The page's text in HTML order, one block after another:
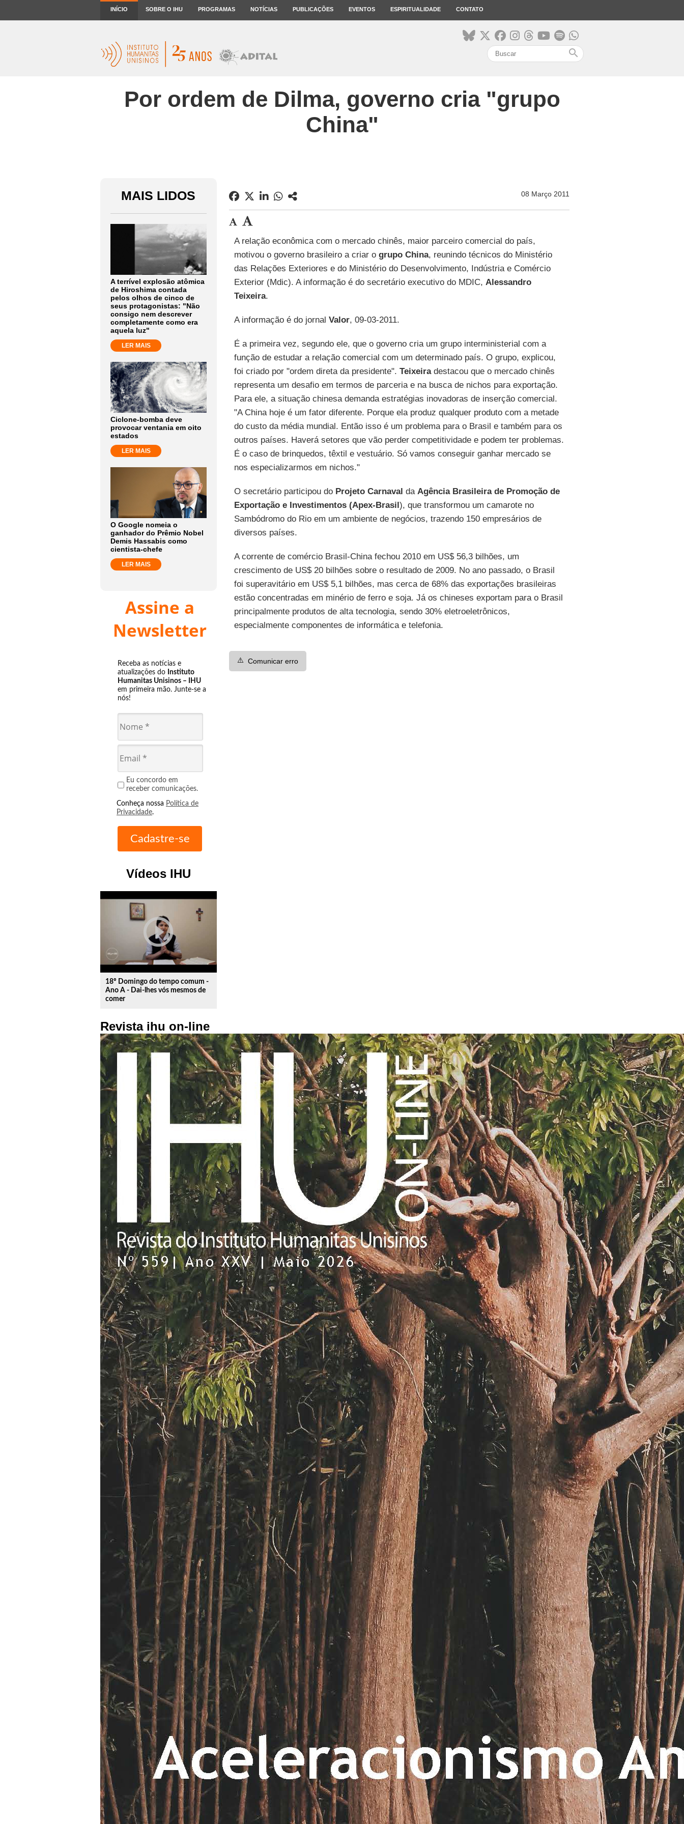
INÍCIO SOBRE O IHU PROGRAMAS NOTÍCIAS PUBLICAÇÕES EVENTOS ESPIRITUALIDADE CONTATO
search
Por ordem de Dilma, governo cria "grupo
China"
MAIS LIDOS
A terrível explosão atômica
de Hiroshima contada
pelos olhos de cinco de
seus protagonistas: "Não
consigo nem descrever
completamente como era
aquela luz"
LER MAIS
Ciclone-bomba deve
provocar ventania em oito
estados
LER MAIS
O Google nomeia o
ganhador do Prêmio Nobel
Demis Hassabis como
cientista-chefe
LER MAIS
Assine a
Newsletter
Receba as notícias e
atualizações do Instituto
Humanitas Unisinos – IHU
em primeira mão. Junte-se a
nós!
Eu concordo em
receber comunicações.
Conheça nossa Política de
Privacidade.
Vídeos IHU
play_circle_outline
18º Domingo do tempo comum -
Ano A - Dai-lhes vós mesmos de
comer
Revista ihu on-line
08 Março 2011
A relação econômica com o mercado chinês, maior parceiro comercial do país,
motivou o governo brasileiro a criar o grupo China, reunindo técnicos do Ministério
das Relações Exteriores e do Ministério do Desenvolvimento, Indústria e Comércio
Exterior (Mdic). A informação é do secretário executivo do MDIC, Alessandro
Teixeira.
A informação é do jornal Valor, 09-03-2011.
É a primeira vez, segundo ele, que o governo cria um grupo interministerial com a
função de estudar a relação comercial com um determinado país. O grupo, explicou,
foi criado por "ordem direta da presidente". Teixeiradestacou que o mercado chinês
representa um desafio em termos de parceria e na busca de nichos para exportação.
Para ele, a situação chinesa demanda estratégias inovadoras de inserção comercial.
"A China hoje é um fator diferente. Porque ela produz qualquer produto com a metade
do custo da média mundial. Então isso é um problema para o Brasil e também para os
outros países. Haverá setores que vão perder competitividade e podem ter problemas.
É o caso de brinquedos, têxtil e vestuário. Só vamos conseguir ganhar mercado se
nos especializarmos em nichos."
O secretário participou do Projeto Carnaval da Agência Brasileira de Promoção de
Exportação e Investimentos (Apex-Brasil), que transformou um camarote no
Sambódromo do Rio em um ambiente de negócios, trazendo 150 empresários de
diversos países.
A corrente de comércio Brasil-China fechou 2010 em US$ 56,3 bilhões, um
crescimento de US$ 20 bilhões sobre o resultado de 2009. No ano passado, o Brasil
foi superavitário em US$ 5,1 bilhões, mas cerca de 68% das exportações brasileiras
estão concentradas em minério de ferro e soja. Já os chineses exportam para o Brasil
principalmente produtos de alta tecnologia, sendo 30% eletroeletrônicos,
especialmente componentes de informática e telefonia.
⚠️ Comunicar erro